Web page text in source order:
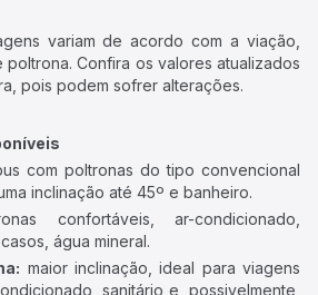
variam de acordo com a viação,
Confira os valores atualizados
pois podem sofrer alterações.
com poltronas do tipo convencional
inclinação até 45º e banheiro.
confortáveis, ar-condicionado,
água mineral.
maior inclinação, ideal para viagens
sanitário e, possivelmente,